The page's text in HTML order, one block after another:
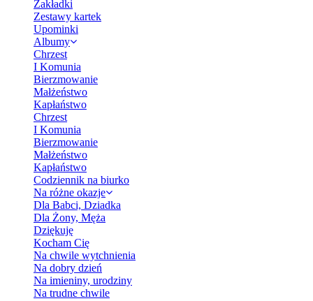
Zakładki
Zestawy kartek
Upominki
Albumy
Chrzest
I Komunia
Bierzmowanie
Małżeństwo
Kapłaństwo
Chrzest
I Komunia
Bierzmowanie
Małżeństwo
Kapłaństwo
Codziennik na biurko
Na różne okazje
Dla Babci, Dziadka
Dla Żony, Męża
Dziękuję
Kocham Cię
Na chwile wytchnienia
Na dobry dzień
Na imieniny, urodziny
Na trudne chwile